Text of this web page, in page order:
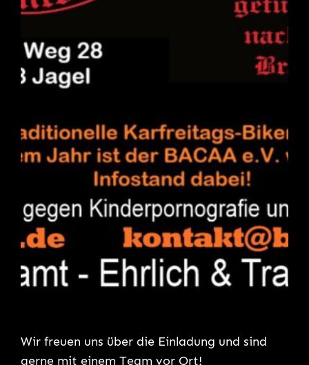
Wir freuen uns über die Einladung und sind
gerne mit einem Team vor Ort!